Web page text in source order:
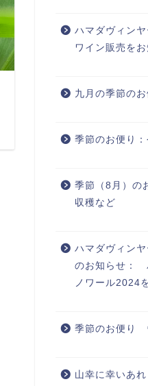
ハマダヴィン
ワイン販売をお
九月の季節の
季節のお便り
季節（8月）の
収穫など
ハマダヴィン
のお知らせ：
ノワール2024
季節のお便り
山幸に幸いあ